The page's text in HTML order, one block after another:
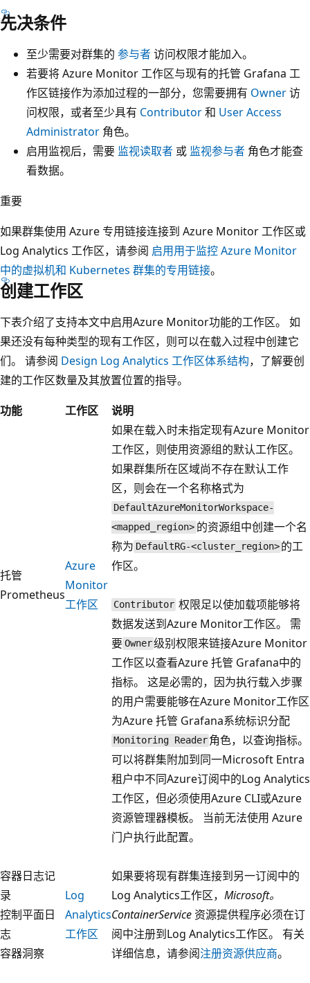
先决条件
至少需要对群集的 参与者访问权限才能加入。
若要将 Azure Monitor 工作区与现有的托管 Grafana 工
作区链接作为添加过程的一部分，您需要拥有 Owner访
问权限，或者至少具有 Contributor和 User Access
Administrator 角色。
启用监视后，需要 监视读取者 或 监视参与者 角色才能查
看数据。
重要
如果群集使用 Azure 专用链接连接到 Azure Monitor 工作区或
Log Analytics 工作区，请参阅 启用用于监控 Azure Monitor
中的虚拟机和 Kubernetes 群集的专用链接。
创建工作区
下表介绍了支持本文中启用Azure Monitor功能的工作区。 如
果还没有每种类型的现有工作区，则可以在载入过程中创建它
们。 请参阅 Design Log Analytics 工作区体系结构，了解要创
建的工作区数量及其放置位置的指导。
功能
工作区 说明
托管
Prometheus
Azure
Monitor
工作区
如果在载入时未指定现有Azure Monitor
工作区，则使用资源组的默认工作区。
如果群集所在区域尚不存在默认工作
区，则会在一个名称格式为
DefaultAzureMonitorWorkspace-
<mapped_region> 的资源组中创建一个名
称为 DefaultRG-<cluster_region> 的工
作区。
Contributor 权限足以使加载项能够将
数据发送到Azure Monitor工作区。 需
要Owner级别权限来链接Azure Monitor
工作区以查看Azure 托管 Grafana中的
指标。 这是必需的，因为执行载入步骤
的用户需要能够在Azure Monitor工作区
为Azure 托管 Grafana系统标识分配
Monitoring Reader 角色，以查询指标。
容器日志记
录
控制平面日
志
容器洞察
Log
Analytics
工作区
可以将群集附加到同一Microsoft Entra
租户中不同Azure订阅中的Log Analytics
工作区，但必须使用Azure CLI或Azure
资源管理器模板。 当前无法使用 Azure
门户执行此配置。
如果要将现有群集连接到另一订阅中的
Log Analytics工作区， Microsoft。
ContainerService 资源提供程序必须在订
阅中注册到Log Analytics工作区。 有关
详细信息，请参阅注册资源供应商。